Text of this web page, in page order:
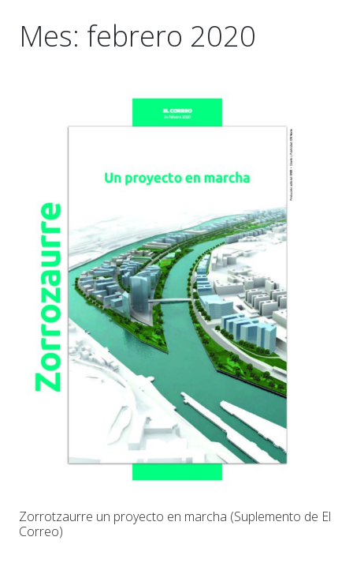
Mes: febrero 2020
Zorrotzaurre un proyecto en marcha (Suplemento de El
Correo)